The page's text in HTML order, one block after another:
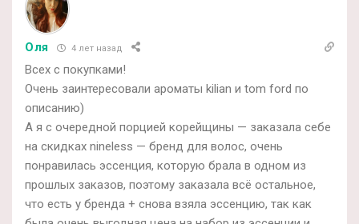
Оля 4 лет назад
Всех с покупками!
Очень заинтересовали ароматы kilian и tom ford по
описанию)
А я с очередной порцией корейщины — заказала себе
на скидках nineless — бренд для волос, очень
понравилась эссенция, которую брала в одном из
прошлых заказов, поэтому заказала всё остальное,
что есть у бренда + снова взяла эссенцию, так как